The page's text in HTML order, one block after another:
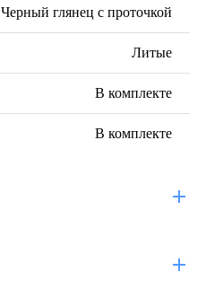
Черный глянец с проточкой
Литые
В комплекте
В комплекте